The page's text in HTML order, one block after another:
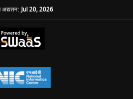
अद्यतन:Jul 20, 2026